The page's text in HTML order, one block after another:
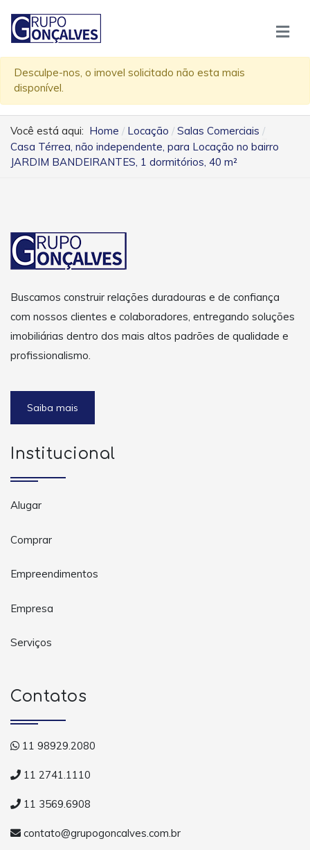
Desculpe-nos, o imovel solicitado não esta mais
disponível.
Você está aqui: Home Locação
Salas Comerciais
Casa Térrea, não independente, para Locação no bairro
JARDIM BANDEIRANTES, 1 dormitórios, 40 m²
Buscamos construir relações duradouras e de confiança
com nossos clientes e colaboradores, entregando soluções
imobiliárias dentro dos mais altos padrões de qualidade e
profissionalismo.
Saiba mais
Institucional
Alugar
Comprar
Empreendimentos
Empresa
Serviços
Contatos
11 98929.2080
11 2741.1110
11 3569.6908
contato@grupogoncalves.com.br